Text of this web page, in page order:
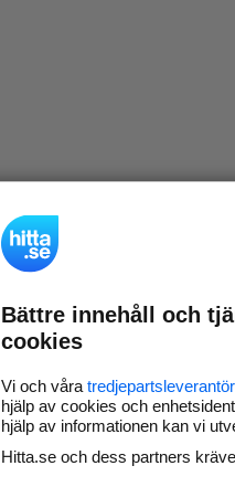
Bättre innehåll och
cookies
Vi och våra
hjälp av cookies och
hjälp av informationen kan vi
Hitta.se och dess partners